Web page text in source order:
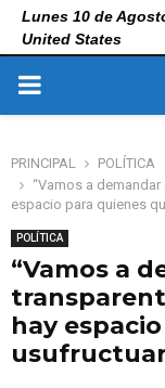
Lunes 10 de
United States
PRIMARY
PRINCIPAL
POLÍTICA
“Vamos a
espacio para quienes
POLÍTICA
“Vamos a
hay